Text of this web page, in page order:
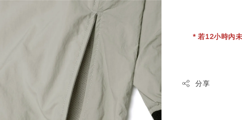
* 若12小時內未
分享